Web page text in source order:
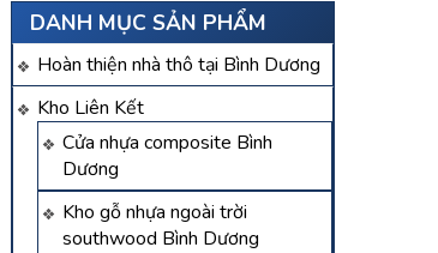
DANH MỤC SẢN PHẨM
Hoàn thiện nhà thô tại Bình Dương
Kho Liên Kết
Cửa nhựa composite Bình
Dương
Kho gỗ nhựa ngoài trời
southwood Bình Dương